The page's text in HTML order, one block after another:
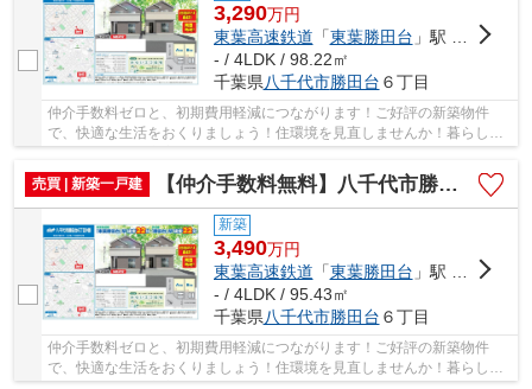
3,290万円
東葉高速鉄道 「東葉勝田台 」駅 徒歩22分
- / 4LDK / 98.22㎡
千葉県八千代市勝田台 ６丁目
仲介手数料ゼロと、初期費用軽減につながります！ご好評の新築物件
で、快適な生活をおくりましょう！住環境を見直しませんか！暮らしの
売買 | 新築一戸建
【仲介手数料無料】八千代市勝田台 新築戸建て
新築
3,490万円
東葉高速鉄道 「東葉勝田台 」駅 徒歩22分
- / 4LDK / 95.43㎡
千葉県八千代市勝田台 ６丁目
仲介手数料ゼロと、初期費用軽減につながります！ご好評の新築物件
で、快適な生活をおくりましょう！住環境を見直しませんか！暮らしの